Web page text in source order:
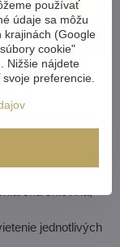
svietidlo Water.
technológiou
jednotlivých
používať
údaje sa môžu
krajinách (Google
cookie"
Nižšie nájdete
preferencie.